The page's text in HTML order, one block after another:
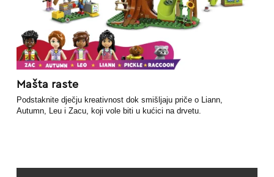
Mašta raste
Podstaknite dječju kreativnost dok smišljaju priče o Liann,
Autumn, Leu i Zacu, koji vole biti u kućici na drvetu.